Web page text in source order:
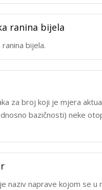
ranina bijela
ranina bijela.
za broj koji je mjera
bazičnosti) neke
naziv naprave kojom se u